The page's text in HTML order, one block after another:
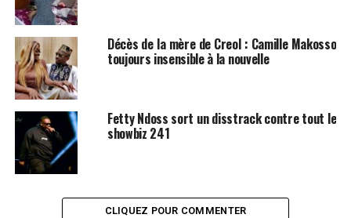
Décès de la mère de Creol : Camille Makosso
toujours insensible à la nouvelle
Fetty Ndoss sort un disstrack contre tout le
showbiz 241
CLIQUEZ POUR COMMENTER